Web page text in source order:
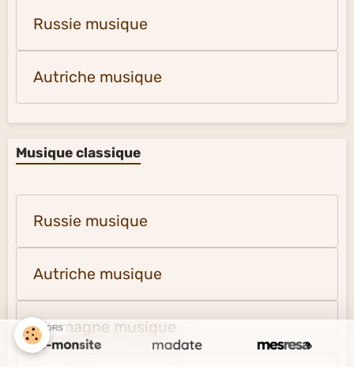
Russie musique
Autriche musique
Musique classique
Russie musique
Autriche musique
Allemagne musique
SPONSORS